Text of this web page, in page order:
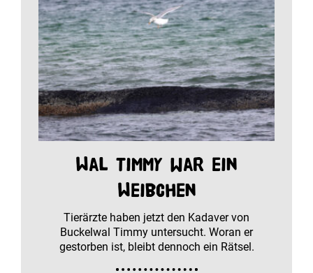
Wal Timmy war ein
Weibchen
Tierärzte haben jetzt den Kadaver von
Buckelwal Timmy untersucht. Woran er
gestorben ist, bleibt dennoch ein Rätsel.